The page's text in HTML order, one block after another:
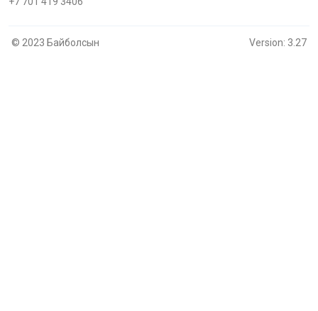
© 2023 Байболсын Version: 3.27